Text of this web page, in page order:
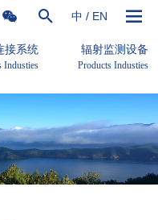
中 / EN
接系统
Industies
辐射监测设备
Products Industies